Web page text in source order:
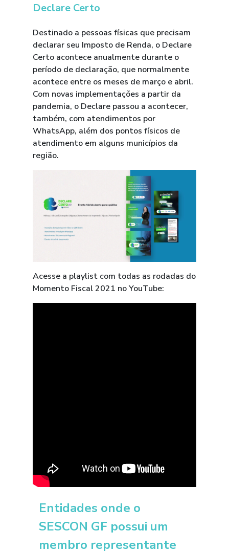
Declare Certo
Destinado a pessoas físicas que precisam
declarar seu Imposto de Renda, o Declare
Certo acontece anualmente durante o
período de declaração, que normalmente
acontece entre os meses de março e abril.
Com novas implementações a partir da
pandemia, o Declare passou a acontecer,
também, com atendimentos por
WhatsApp, além dos pontos físicos de
atendimento em alguns municípios da
região.
Acesse a playlist com todas as rodadas do
Momento Fiscal 2021 no YouTube:
Entidades onde o
SESCON GF possui um
membro representante